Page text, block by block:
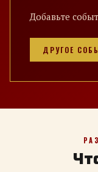
Добавьте
ДРУГОЕ